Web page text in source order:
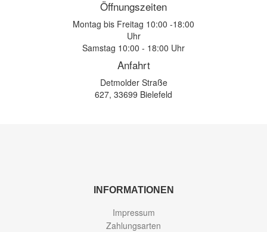
Öffnungszeiten
Montag bis Freitag 10:00 -18:00
Uhr
Samstag 10:00 - 18:00 Uhr
Anfahrt
Detmolder Straße
627, 33699 Bielefeld
INFORMATIONEN
Impressum
Zahlungsarten